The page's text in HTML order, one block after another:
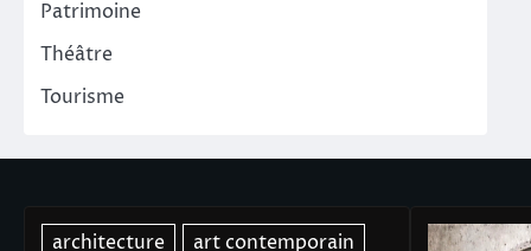
Patrimoine
Théâtre
Tourisme